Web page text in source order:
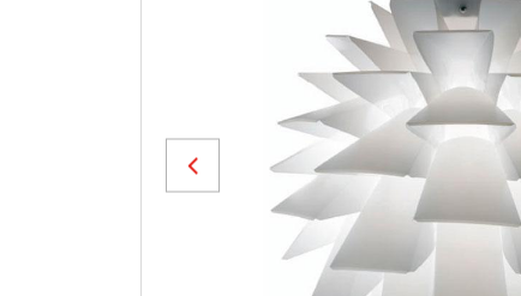
Previous